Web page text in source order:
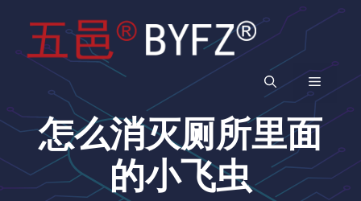
菜
单
怎么消灭厕所里面
的小飞虫